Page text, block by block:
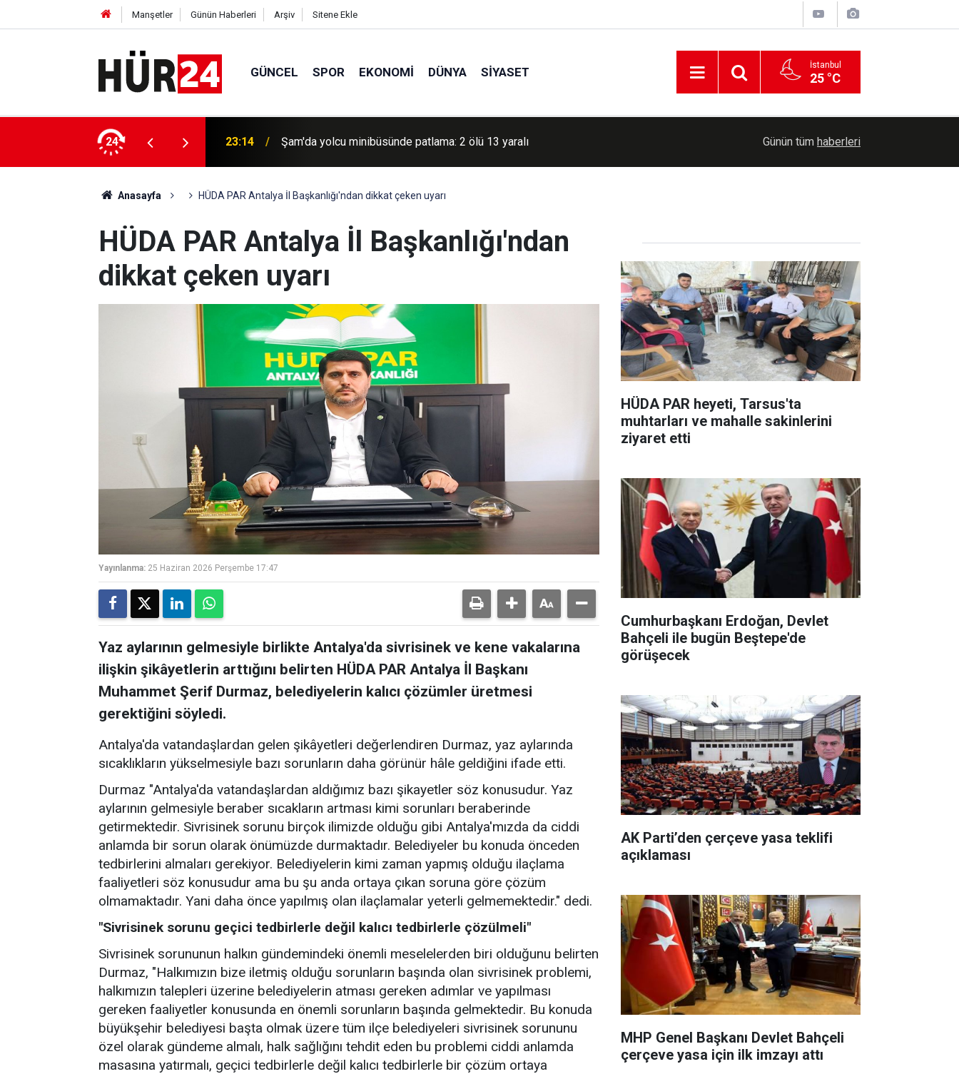
Manşetler Günün Haberleri Arşiv Sitene Ekle
GÜNCEL SPOR EKONOMI DÜNYA SIYASET İstanbul
25 °C
24 22:58 Irak kuvvetlerinin hazırlık seviyesi arttırıldı Cumhurbaşkanı Erdoğan yarın Suudi
Günün tüm haberleri
Anasayfa HÜDA PAR Antalya İl Başkanlığı'ndan dikkat çeken uyarı
HÜDA PAR Antalya İl Başkanlığı'ndan
dikkat çeken uyarı
Yayınlanma: 25 Haziran 2026 Perşembe 17:47
Yaz aylarının gelmesiyle birlikte Antalya'da sivrisinek ve kene vakalarına
ilişkin şikâyetlerin arttığını belirten HÜDA PAR Antalya İl Başkanı
Muhammet Şerif Durmaz, belediyelerin kalıcı çözümler üretmesi
gerektiğini söyledi.
Antalya'da vatandaşlardan gelen şikâyetleri değerlendiren Durmaz, yaz aylarında
sıcaklıkların yükselmesiyle bazı sorunların daha görünür hâle geldiğini ifade etti.
Durmaz "Antalya'da vatandaşlardan aldığımız bazı şikayetler söz konusudur. Yaz
aylarının gelmesiyle beraber sıcakların artması kimi sorunları beraberinde
getirmektedir. Sivrisinek sorunu birçok ilimizde olduğu gibi Antalya'mızda da ciddi
anlamda bir sorun olarak önümüzde durmaktadır. Belediyeler bu konuda önceden
tedbirlerini almaları gerekiyor. Belediyelerin kimi zaman yapmış olduğu ilaçlama
faaliyetleri söz konusudur ama bu şu anda ortaya çıkan soruna göre çözüm
olmamaktadır. Yani daha önce yapılmış olan ilaçlamalar yeterli gelmemektedir." dedi.
"Sivrisinek sorunu geçici tedbirlerle değil kalıcı tedbirlerle çözülmeli"
Sivrisinek sorununun halkın gündemindeki önemli meselelerden biri olduğunu belirten
Durmaz, "Halkımızın bize iletmiş olduğu sorunların başında olan sivrisinek problemi,
halkımızın talepleri üzerine belediyelerin atması gereken adımlar ve yapılması
gereken faaliyetler konusunda en önemli sorunların başında gelmektedir. Bu konuda
büyükşehir belediyesi başta olmak üzere tüm ilçe belediyeleri sivrisinek sorununu
özel olarak gündeme almalı, halk sağlığını tehdit eden bu problemi ciddi anlamda
masasına yatırmalı, geçici tedbirlerle değil kalıcı tedbirlerle bir çözüm ortaya
HÜDA PAR heyeti, Tarsus'ta
muhtarları ve mahalle sakinlerini
ziyaret etti
Cumhurbaşkanı Erdoğan, Devlet
Bahçeli ile bugün Beştepe'de
görüşecek
AK Parti’den çerçeve yasa teklifi
açıklaması
MHP Genel Başkanı Devlet Bahçeli
çerçeve yasa için ilk imzayı attı